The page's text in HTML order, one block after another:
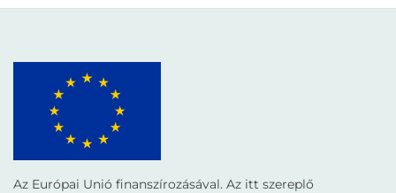
Az Európai Unió finanszírozásával. Az itt szereplő